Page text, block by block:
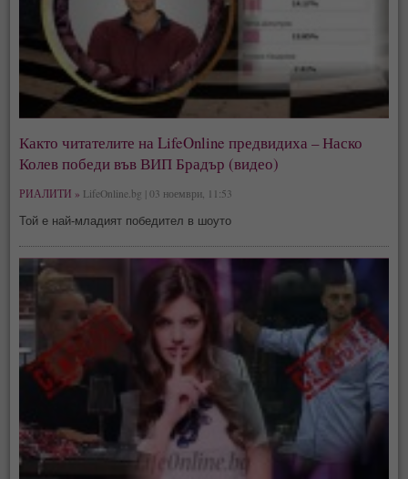
Както читателите на LifeOnline предвидиха – Наско
Колев победи във ВИП Брадър (видео)
РИАЛИТИ » LifeOnline.bg | 03 ноември, 11:53
Той е най-младият победител в шоуто